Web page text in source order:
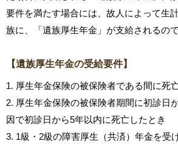
要件を満たす場合には、故人によって生
族に、「遺族厚生年金」が支給されるの
【遺族厚生年金の受給要件】
1. 厚生年金保険の被保険者である間に死
2. 厚生年金保険の被保険者期間に初診日
因で初診日から5年以内に死亡したとき
3. 1級・2級の障害厚生（共済）年金を受